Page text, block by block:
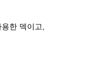
한 덱이고,